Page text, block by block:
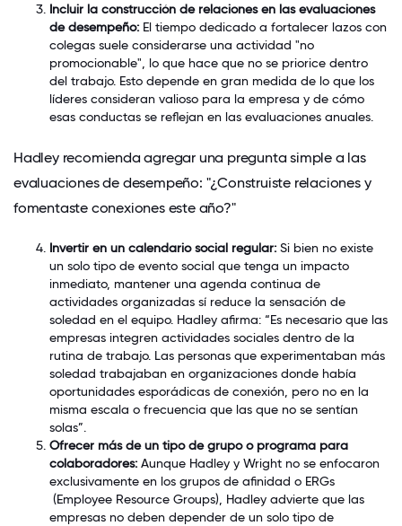
Incluir la construcción de relaciones en las evaluaciones
de desempeño: El tiempo dedicado a fortalecer lazos con
colegas suele considerarse una actividad "no
promocionable", lo que hace que no se priorice dentro
del trabajo. Esto depende en gran medida de lo que los
líderes consideran valioso para la empresa y de cómo
esas conductas se reflejan en las evaluaciones anuales.
Hadley recomienda agregar una pregunta simple a las
evaluaciones de desempeño: "¿Construiste relaciones y
fomentaste conexiones este año?"
Invertir en un calendario social regular: Si bien no existe
un solo tipo de evento social que tenga un impacto
inmediato, mantener una agenda continua de
actividades organizadas sí reduce la sensación de
soledad en el equipo. Hadley afirma: “Es necesario que las
empresas integren actividades sociales dentro de la
rutina de trabajo. Las personas que experimentaban más
soledad trabajaban en organizaciones donde había
oportunidades esporádicas de conexión, pero no en la
misma escala o frecuencia que las que no se sentían
solas”.
Ofrecer más de un tipo de grupo o programa para
colaboradores: Aunque Hadley y Wright no se enfocaron
exclusivamente en los grupos de afinidad o ERGs
(Employee Resource Groups), Hadley advierte que las
empresas no deben depender de un solo tipo de